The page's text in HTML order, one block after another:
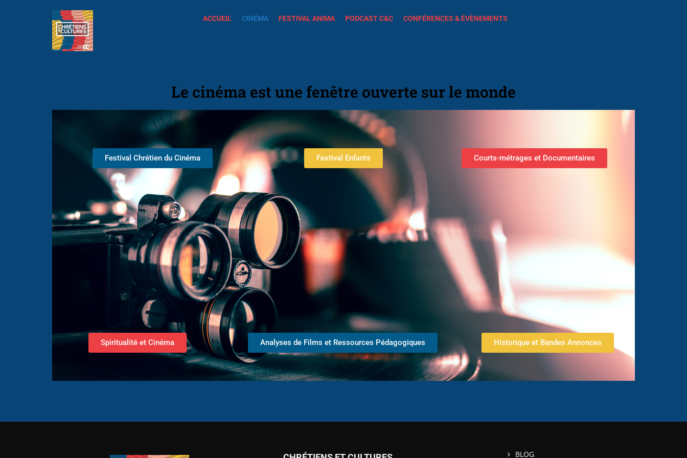
ACCUEIL CINÉMA FESTIVAL ANIMA PODCAST C&C CONFÉRENCES & ÉVÈNEMENTS
Le cinéma est une fenêtre ouverte sur le monde
Festival Chrétien du Cinéma Festival Enfants Courts-métrages et Documentaires
Spiritualité et Cinéma Analyses de Films et Ressources Pédagogiques Historique et Bandes Annonces
BLOG